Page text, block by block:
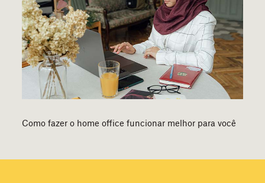
Como fazer o home office funcionar melhor para você